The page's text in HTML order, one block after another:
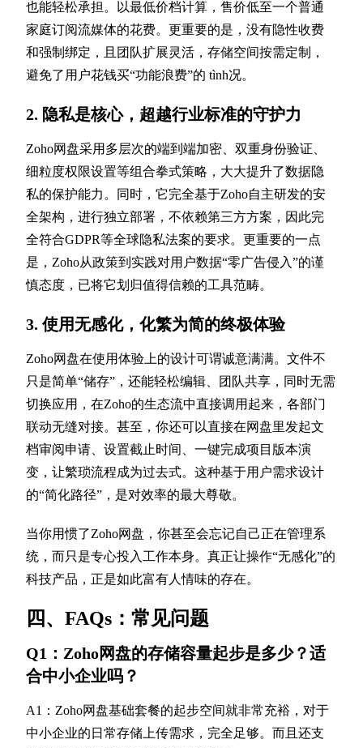
也能轻松承担。以最低价档计算，售价低至一个普通
家庭订阅流媒体的花费。更重要的是，没有隐性收费
和强制绑定，且团队扩展灵活，存储空间按需定制，
避免了用户花钱买“功能浪费”的 tình况。
2. 隐私是核心，超越行业标准的守护力
Zoho网盘采用多层次的端到端加密、双重身份验证、
细粒度权限设置等组合拳式策略，大大提升了数据隐
私的保护能力。同时，它完全基于Zoho自主研发的安
全架构，进行独立部署，不依赖第三方方案，因此完
全符合GDPR等全球隐私法案的要求。更重要的一点
是，Zoho从政策到实践对用户数据“零广告侵入”的谨
慎态度，已将它划归值得信赖的工具范畴。
3. 使用无感化，化繁为简的终极体验
Zoho网盘在使用体验上的设计可谓诚意满满。文件不
只是简单“储存”，还能轻松编辑、团队共享，同时无需
切换应用，在Zoho的生态流中直接调用起来，各部门
联动无缝对接。甚至，你还可以直接在网盘里发起文
档审阅申请、设置截止时间、一键完成项目版本演
变，让繁琐流程成为过去式。这种基于用户需求设计
的“简化路径”，是对效率的最大尊敬。
当你用惯了Zoho网盘，你甚至会忘记自己正在管理系
统，而只是专心投入工作本身。真正让操作“无感化”的
科技产品，正是如此富有人情味的存在。
四、FAQs：常见问题
Q1：Zoho网盘的存储容量起步是多少？适
合中小企业吗？
A1：Zoho网盘基础套餐的起步空间就非常充裕，对于
中小企业的日常存储上传需求，完全足够。而且还支